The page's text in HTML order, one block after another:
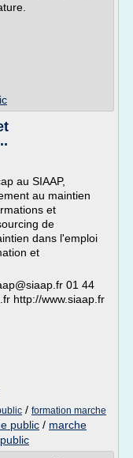
au SIAAP,
au maintien
et
de
dans l'emploi
et
01 44
http://www.siaap.fr
/ formation marche
public / marche